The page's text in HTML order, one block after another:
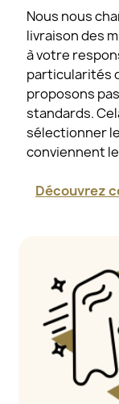
Nous nous
livraison des
à votre
particularités
proposons
standards.
sélectionner
conviennent
Découvrez